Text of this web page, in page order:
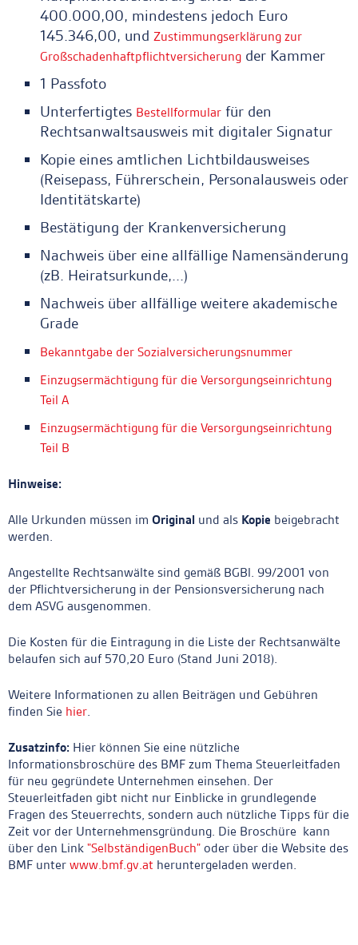
400.000,00, mindestens jedoch Euro
145.346,00, und Zustimmungserklärung zur
Großschadenhaftpflichtversicherung der Kammer
1 Passfoto
Unterfertigtes Bestellformular für den
Rechtsanwaltsausweis mit digitaler Signatur
Kopie eines amtlichen Lichtbildausweises
(Reisepass, Führerschein, Personalausweis oder
Identitätskarte)
Bestätigung der Krankenversicherung
Nachweis über eine allfällige Namensänderung
(zB. Heiratsurkunde,...)
Nachweis über allfällige weitere akademische
Grade
Bekanntgabe der Sozialversicherungsnummer
Einzugsermächtigung für die Versorgungseinrichtung
Teil A
Einzugsermächtigung für die Versorgungseinrichtung
Teil B
Hinweise:
Alle Urkunden müssen im Original und als Kopie beigebracht
werden.
Angestellte Rechtsanwälte sind gemäß BGBl. 99/2001 von
der Pflichtversicherung in der Pensionsversicherung nach
dem ASVG ausgenommen.
Die Kosten für die Eintragung in die Liste der Rechtsanwälte
belaufen sich auf 570,20 Euro (Stand Juni 2018).
Weitere Informationen zu allen Beiträgen und Gebühren
finden Sie hier.
Zusatzinfo: Hier können Sie eine nützliche
Informationsbroschüre des BMF zum Thema Steuerleitfaden
für neu gegründete Unternehmen einsehen. Der
Steuerleitfaden gibt nicht nur Einblicke in grundlegende
Fragen des Steuerrechts, sondern auch nützliche Tipps für die
Zeit vor der Unternehmensgründung. Die Broschüre kann
über den Link"SelbständigenBuch"oder über die Website des
BMF unterwww.bmf.gv.at heruntergeladen werden.